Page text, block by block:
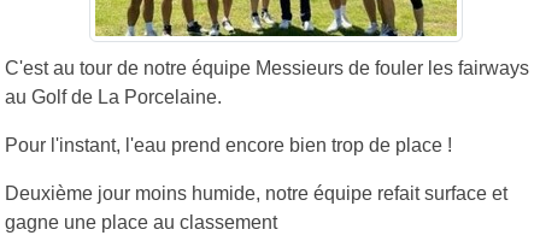
C'est au tour de notre équipe Messieurs de fouler les fairways
au Golf de La Porcelaine.
Pour l'instant, l'eau prend encore bien trop de place !
Deuxième jour moins humide, notre équipe refait surface et
gagne une place au classement